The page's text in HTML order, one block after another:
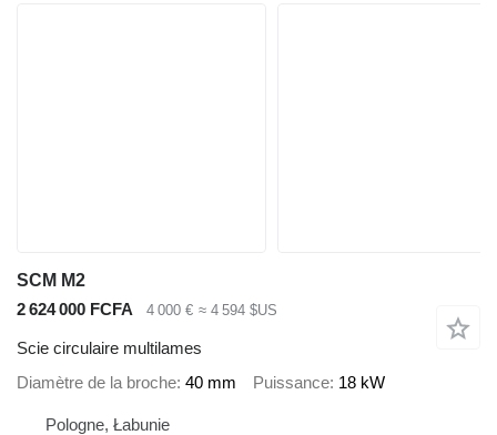
SCM M2
2 624 000 FCFA
4 000 € ≈ 4 594 $US
Scie circulaire multilames
Diamètre de la broche 40 mm Puissance 18 kW
Pologne, Łabunie